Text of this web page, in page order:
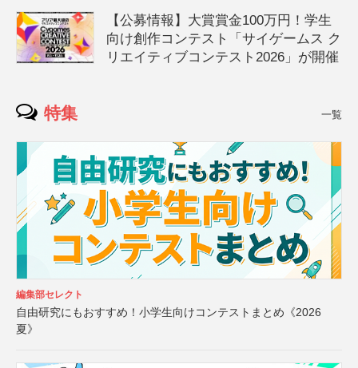
【公募情報】大賞賞金100万円！学生
向け創作コンテスト「サイゲームス ク
リエイティブコンテスト2026」が開催
特集 一覧
編集部セレクト
自由研究にもおすすめ！小学生向けコンテストまとめ《2026
夏》